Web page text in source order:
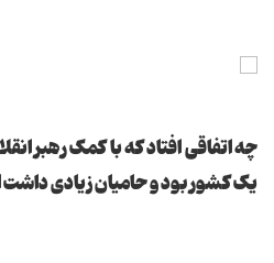
چه اتفاقی افتاد که با کمک رهبر
یک کشور بود و حامیان زیادی داشت